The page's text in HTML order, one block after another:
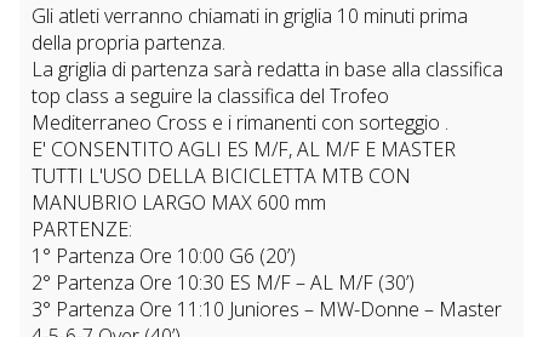
Gli atleti verranno chiamati in griglia 10 minuti prima
della propria partenza.
La griglia di partenza sarà redatta in base alla classifica
top class a seguire la classifica del Trofeo
Mediterraneo Cross e i rimanenti con sorteggio .
E' CONSENTITO AGLI ES M/F, AL M/F E MASTER
TUTTI L'USO DELLA BICICLETTA MTB CON
MANUBRIO LARGO MAX 600 mm
PARTENZE:
1° Partenza Ore 10:00 G6 (20’)
2° Partenza Ore 10:30 ES M/F – AL M/F (30’)
3° Partenza Ore 11:10 Juniores – MW-Donne – Master